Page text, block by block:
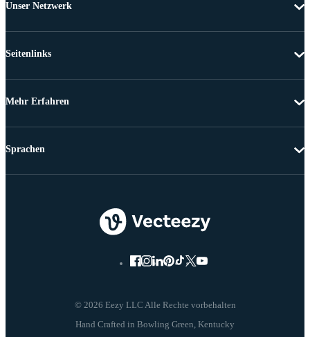
Unser Netzwerk
Seitenlinks
Mehr Erfahren
© 2026 Eezy LLC Alle Rechte vorbehalten
Sprachen